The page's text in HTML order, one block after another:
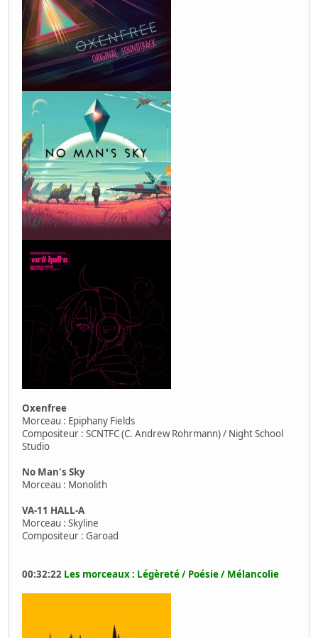
Oxenfree
Morceau : Epiphany Fields
Compositeur : SCNTFC (C. Andrew Rohrmann) / Night School
Studio
No Man's Sky
Morceau : Monolith
VA​-​11 HALL​-​A
Morceau : Skyline
Compositeur : Garoad
00:32:22 Les morceaux : Légèreté / Poésie / Mélancolie